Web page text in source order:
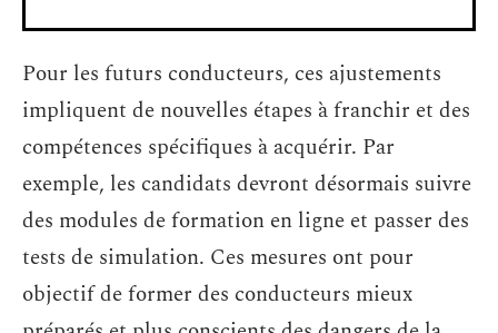
Pour les futurs conducteurs, ces ajustements
impliquent de nouvelles étapes à franchir et des
compétences spécifiques à acquérir. Par
exemple, les candidats devront désormais suivre
des modules de formation en ligne et passer des
tests de simulation. Ces mesures ont pour
objectif de former des conducteurs mieux